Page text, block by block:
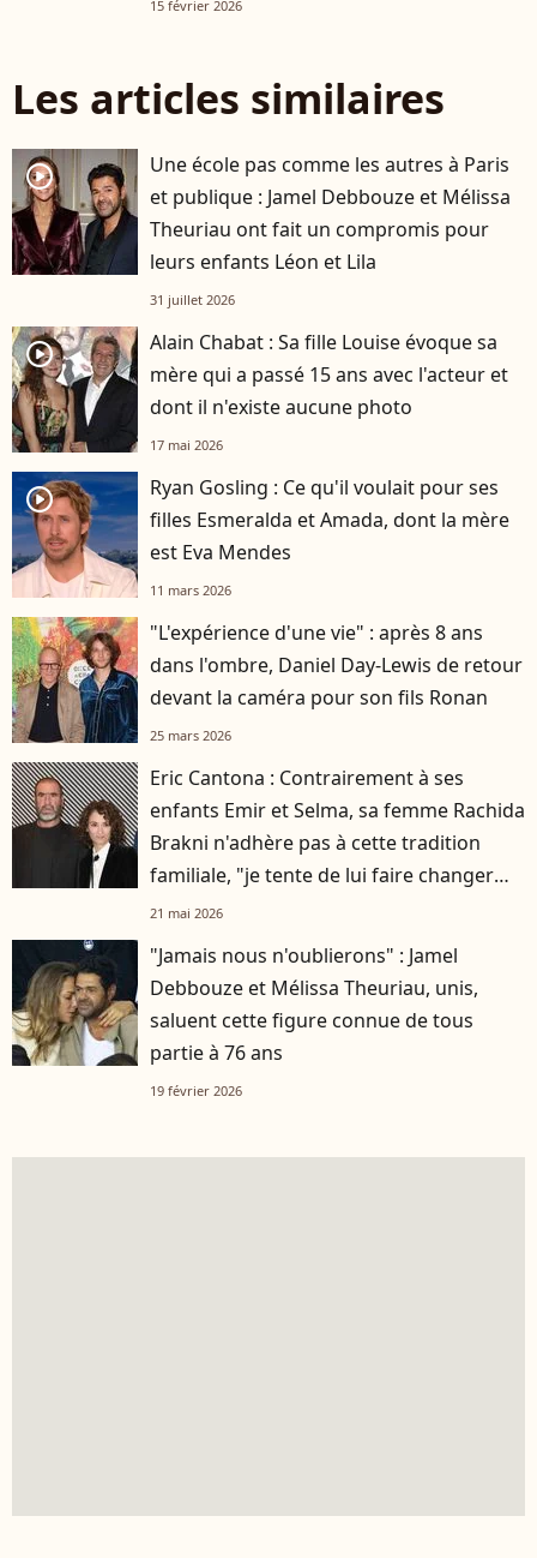
15 février 2026
Les articles similaires
player2
Une école pas comme les autres à Paris
et publique : Jamel Debbouze et Mélissa
Theuriau ont fait un compromis pour
leurs enfants Léon et Lila
31 juillet 2026
player2
Alain Chabat : Sa fille Louise évoque sa
mère qui a passé 15 ans avec l'acteur et
dont il n'existe aucune photo
17 mai 2026
player2
Ryan Gosling : Ce qu'il voulait pour ses
filles Esmeralda et Amada, dont la mère
est Eva Mendes
11 mars 2026
"L'expérience d'une vie" : après 8 ans
dans l'ombre, Daniel Day-Lewis de retour
devant la caméra pour son fils Ronan
25 mars 2026
Eric Cantona : Contrairement à ses
enfants Emir et Selma, sa femme Rachida
Brakni n'adhère pas à cette tradition
familiale, "je tente de lui faire changer
d'avis"
21 mai 2026
"Jamais nous n'oublierons" : Jamel
Debbouze et Mélissa Theuriau, unis,
saluent cette figure connue de tous
partie à 76 ans
19 février 2026